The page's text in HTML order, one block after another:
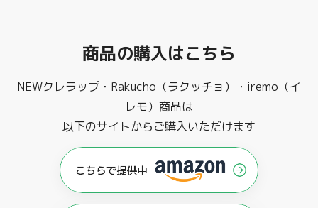
商品の購入はこちら
NEWクレラップ・Rakucho（ラクッチョ）・iremo（イ
レモ）商品は
以下のサイトからご購入いただけます